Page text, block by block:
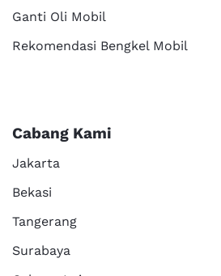
Ganti Oli Mobil
Rekomendasi Bengkel Mobil
Cabang Kami
Jakarta
Bekasi
Tangerang
Surabaya